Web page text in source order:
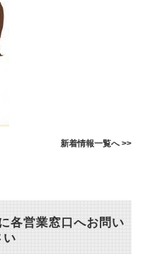
新着情報一覧へ >>
各営業窓口へお問い
い